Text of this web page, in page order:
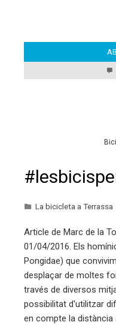
La bicicleta a Terrassa
Article de Marc de la
01/04/2016. Els
Pongidae) que
desplaçar de moltes
través de diversos
possibilitat d'utilitzar
en compte la distància